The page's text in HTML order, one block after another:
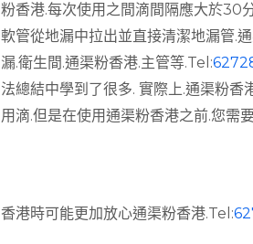
粉香港.每次使用之間滴間隔應大於30
軟管從地漏中拉出並直接清潔地漏管.
漏.衛生間.通渠粉香港.主管等.Tel:
法總結中學到了很多. 實際上.通渠粉
用滴.但是在使用通渠粉香港之前.您需
香港時可能更加放心通渠粉香港.Tel: